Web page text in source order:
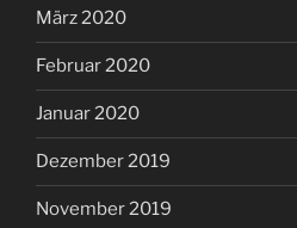
März 2020
Februar 2020
Januar 2020
Dezember 2019
November 2019